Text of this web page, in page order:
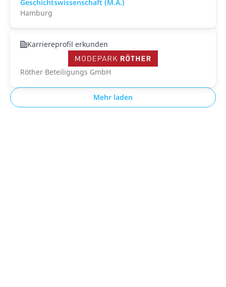
Geschichtswissenschaft (M.A.)
Hamburg
Karriereprofil erkunden
Röther Beteiligungs GmbH
Mehr laden